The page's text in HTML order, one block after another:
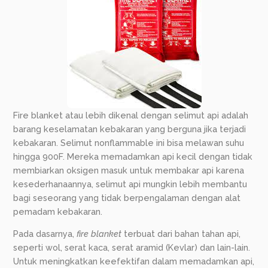
Fire blanket atau lebih dikenal dengan selimut api adalah
barang keselamatan kebakaran yang berguna jika terjadi
kebakaran. Selimut nonflammable ini bisa melawan suhu
hingga 900F. Mereka memadamkan api kecil dengan tidak
membiarkan oksigen masuk untuk membakar api karena
kesederhanaannya, selimut api mungkin lebih membantu
bagi seseorang yang tidak berpengalaman dengan alat
pemadam kebakaran.
Pada dasarnya,fire blanket terbuat dari bahan tahan api,
seperti wol, serat kaca, serat aramid (Kevlar) dan lain-lain.
Untuk meningkatkan keefektifan dalam memadamkan api,